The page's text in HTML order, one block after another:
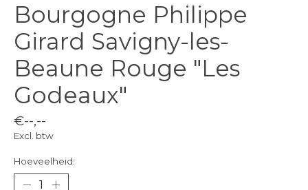
Bourgogne Philippe
Girard Savigny-les-
Beaune Rouge "Les
Godeaux"
€--,--
Excl. btw
Hoeveelheid: